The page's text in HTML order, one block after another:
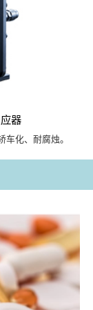
器
化、耐腐烛。